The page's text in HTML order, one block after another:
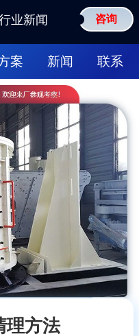
业新闻 咨询
案 新闻 联系
理方法